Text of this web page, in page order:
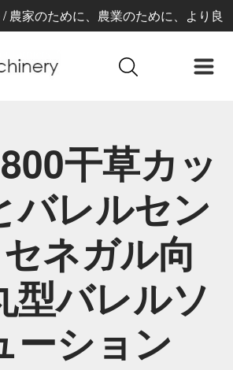
農家のために、農業のために、より良
干草カッ
バレルセン
ネガル向
型バレルソ
ーション